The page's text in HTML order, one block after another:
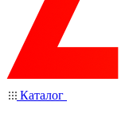
Каталог